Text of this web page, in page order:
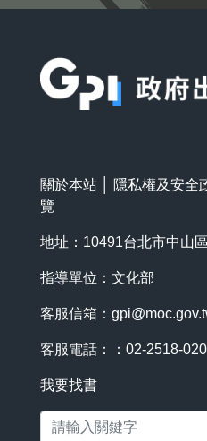
關於本站 隱私權及安全
覽
地址：10491台北市中山
指導單位：文化部
客服信箱：
客服電話：：02-2518-
我要找書